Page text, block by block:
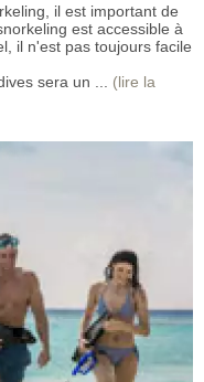
il est important de
est accessible à
il n'est pas toujours facile
sera un ... (lire la